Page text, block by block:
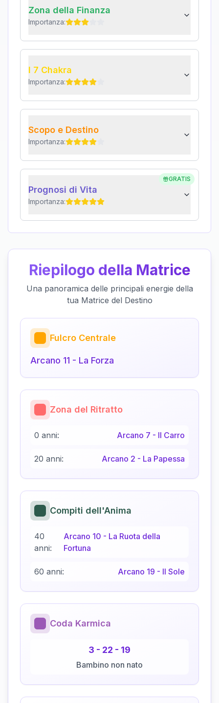
Zona della Finanza
Importanza:
I 7 Chakra
Importanza:
Scopo e Destino
Importanza:
GRATIS
Prognosi di Vita
Importanza:
Riepilogo della Matrice
Una panoramica delle principali energie della
tua Matrice del Destino
Fulcro Centrale
Arcano 11 - La Forza
Zona del Ritratto
0 anni: Arcano 7 - Il Carro
20 anni: Arcano 2 - La Papessa
Compiti dell'Anima
40
anni:
Arcano 10 - La Ruota della
Fortuna
60 anni: Arcano 19 - Il Sole
Coda Karmica
3 - 22 - 19
Bambino non nato